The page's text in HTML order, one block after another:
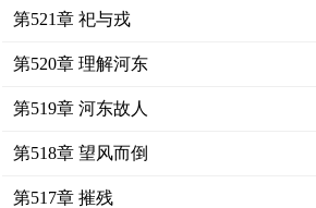
第521章 祀与戎
第520章 理解河东
第519章 河东故人
第518章 望风而倒
第517章 摧残